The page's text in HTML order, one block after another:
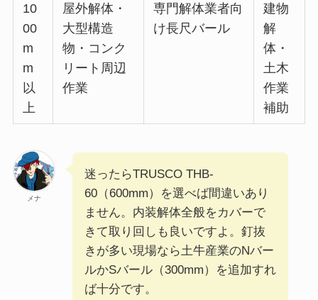
10
00
m
m
以
上
屋外解体・
大型構造
物・コンク
リート周辺
作業
専門解体業者向
け長尺バール
建物
解
体・
土木
作業
補助
メナ
迷ったらTRUSCO THB-
60（600mm）を選べば間違いあり
ません。内装解体全般をカバーで
きて取り回しも良いですよ。釘抜
きが多い現場なら土牛産業のNバー
ルかSバール（300mm）を追加すれ
ば十分です。